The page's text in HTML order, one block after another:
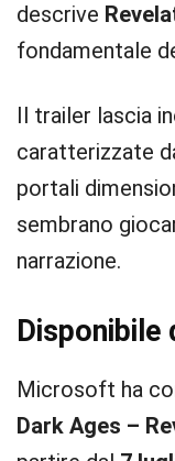
descrive
fondamentale
Il trailer lascia
caratterizzate
portali
sembrano
narrazione.
Disponibile
Microsoft ha
Dark Ages –